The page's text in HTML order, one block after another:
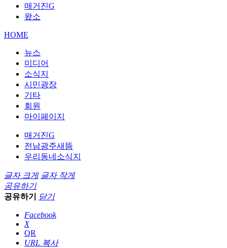
매거진G
왔소
HOME
뉴스
미디어
소식지
시민광장
기타
회원
마이페이지
매거진G
전남광주새뜸
우리동네소식지
글자 크게 글자 작게
공유하기
공유하기
닫기
Facebook
X
QR
URL 복사